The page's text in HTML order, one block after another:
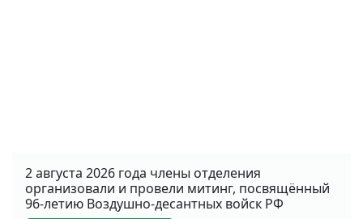
2 августа 2026 года члены отделения
организовали и провели митинг, посвящённый
96-летию Воздушно-десантных войск РФ